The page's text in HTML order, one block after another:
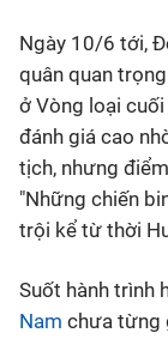
Các môn khác
VIDEO
Bên lề
Ngày 10/6 tới,
quân quan
ở Vòng loại cuối
đánh giá cao
tịch, nhưng
"Những chiến
trội kể từ thời
Suốt hành trình
Nam chưa từng